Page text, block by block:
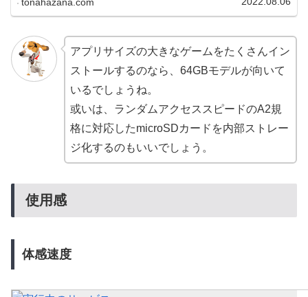
アプリサイズの大きなゲームをたくさんイン
ストールするのなら、64GBモデルが向いて
いるでしょうね。
或いは、ランダムアクセススピードのA2規
格に対応したmicroSDカードを内部ストレー
ジ化するのもいいでしょう。
使用感
体感速度